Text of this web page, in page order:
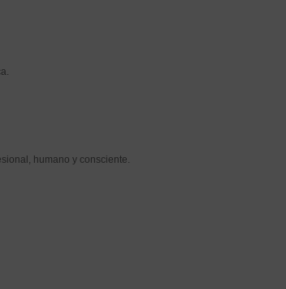
humano y consciente.